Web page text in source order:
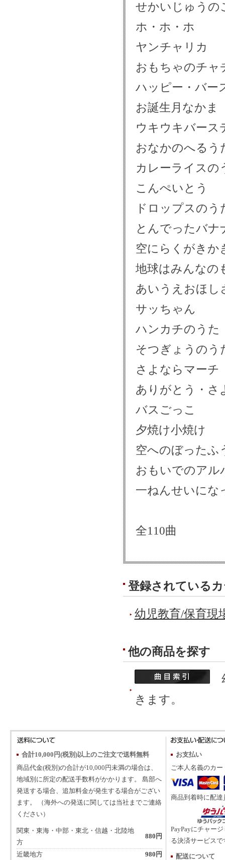
せかいじゅうの
ホ・ホ・ホ
ヤンチャリカ
おもちゃのチャ
ハッピー・バー
お誕生月なかま
ウキウキバース
おなかのへるう
カレーライスの
こんぺいとう
ドロップスのう
とんでったバナ
空にらくがきか
地球はみんなの
あいうえおほし
サッちゃん
ハンカチのうた
そつぎょうのう
さよならマーチ
ありがとう・さ
バスごっこ
夕焼け小焼け
空へのぼったふ
おもいでのアル
一ねんせいにな
全110曲
登録されている
幼児教育/保育現
他の商品を探す
きます。
合計10,000円(税別)以上のご注文で送料無料
商品代金(税別)の合計が10,000円未満の場合は、
地域別に所定の配送手数料がかかります。 島部へ
発送する場合、追加料金が発生する場合がござい
ます。 （海外への発送に関しては当社までご連絡
ください）
関東・東海・中部・東北・信越・北陸地
方
880円
近畿地方 980円
お支払い
ご本人名義のカ
商品到着時に配
PayPayにチャー
る決済サービスで
配送について